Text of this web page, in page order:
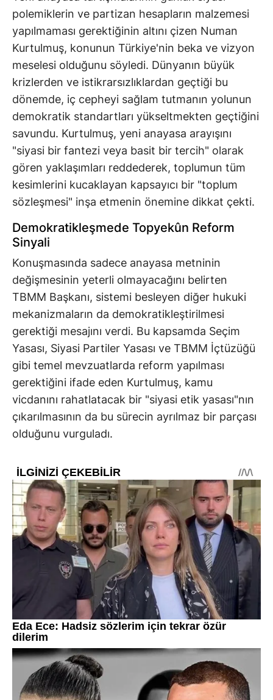
polemiklerin ve partizan hesapların malzemesi
yapılmaması gerektiğinin altını çizen Numan
Kurtulmuş, konunun Türkiye'nin beka ve vizyon
meselesi olduğunu söyledi. Dünyanın büyük
krizlerden ve istikrarsızlıklardan geçtiği bu
dönemde, iç cepheyi sağlam tutmanın yolunun
demokratik standartları yükseltmekten geçtiğini
savundu. Kurtulmuş, yeni anayasa arayışını
"siyasi bir fantezi veya basit bir tercih" olarak
gören yaklaşımları reddederek, toplumun tüm
kesimlerini kucaklayan kapsayıcı bir "toplum
sözleşmesi" inşa etmenin önemine dikkat çekti.
Demokratikleşmede Topyekûn Reform
Sinyali
Konuşmasında sadece anayasa metninin
değişmesinin yeterli olmayacağını belirten
TBMM Başkanı, sistemi besleyen diğer hukuki
mekanizmaların da demokratikleştirilmesi
gerektiği mesajını verdi. Bu kapsamda Seçim
Yasası, Siyasi Partiler Yasası ve TBMM İçtüzüğü
gibi temel mevzuatlarda reform yapılması
gerektiğini ifade eden Kurtulmuş, kamu
vicdanını rahatlatacak bir "siyasi etik yasası"nın
çıkarılmasının da bu sürecin ayrılmaz bir parçası
olduğunu vurguladı.